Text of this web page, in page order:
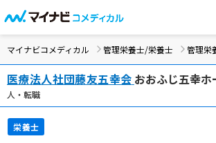
マイナビコメディカル 管理栄養士/栄養士 管理栄
医療法人社団藤友五幸会 おおふじ五幸ホ
人・転職
栄養士